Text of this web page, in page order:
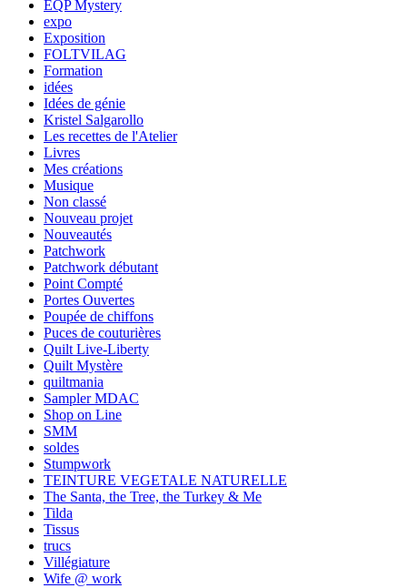
EQP Mystery
expo
Exposition
FOLTVILAG
Formation
idées
Idées de génie
Kristel Salgarollo
Les recettes de l'Atelier
Livres
Mes créations
Musique
Non classé
Nouveau projet
Nouveautés
Patchwork
Patchwork débutant
Point Compté
Portes Ouvertes
Poupée de chiffons
Puces de couturières
Quilt Live-Liberty
Quilt Mystère
quiltmania
Sampler MDAC
Shop on Line
SMM
soldes
Stumpwork
TEINTURE VEGETALE NATURELLE
The Santa, the Tree, the Turkey & Me
Tilda
Tissus
trucs
Villégiature
Wife @ work